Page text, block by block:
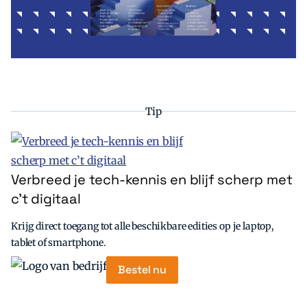
Tip
Verbreed je tech-kennis en blijf scherp met
c’t digitaal
Krijg direct toegang tot alle beschikbare edities op je laptop,
tablet of smartphone.
Bestel nu